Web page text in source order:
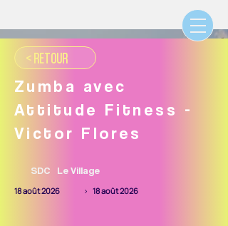
< RETOUR
Zumba avec
Attitude Fitness -
Victor Flores
SDC Le Village
18 août 2026 > 18 août 2026